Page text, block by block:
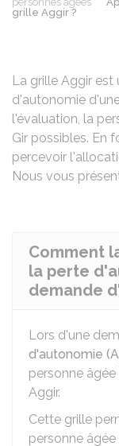
grille Aggir ?
La grille Aggir est
d'autonomie
l'évaluation, la
Gir possibles. En
percevoir
Nous vous
Comment
la perte
demande
Lors d'une
d'autonomie
personne
Aggir.
Cette grille
personne